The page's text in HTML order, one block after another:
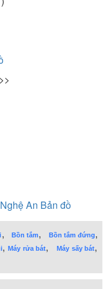
An Bản đồ
, Bồn tắm, Bồn tắm đứng,
,Máy rửa bát,Máy sấy bát,